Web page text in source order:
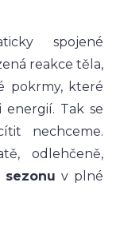
spojené
reakce těla,
pokrmy, které
energií. Tak se
nechceme.
odlehčeně,
sezonu v plné